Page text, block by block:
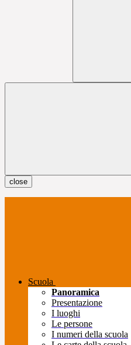
close
Scuola
Panoramica
Presentazione
I luoghi
Le persone
I numeri della scuola